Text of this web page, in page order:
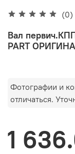
(0)
Вал
PART
Фотографии и
отличаться.
1